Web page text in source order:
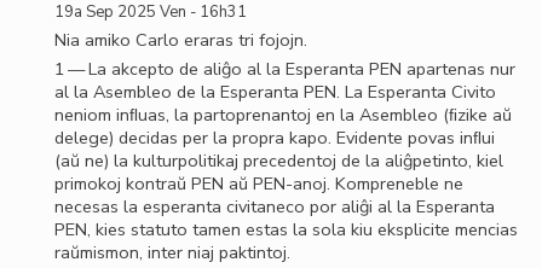
19a Sep 2025 Ven - 16h31
Nia amiko Carlo eraras tri fojojn.
1 — La akcepto de aliĝo al la Esperanta PEN apartenas nur
al la Asembleo de la Esperanta PEN. La Esperanta Civito
neniom inﬂuas, la partoprenantoj en la Asembleo (ﬁzike aŭ
delege) decidas per la propra kapo. Evidente povas inﬂui
(aŭ ne) la kulturpolitikaj precedentoj de la aliĝpetinto, kiel
primokoj kontraŭ PEN aŭ PEN-anoj. Kompreneble ne
necesas la esperanta civitaneco por aliĝi al la Esperanta
PEN, kies statuto tamen estas la sola kiu eksplicite mencias
raŭmismon, inter niaj paktintoj.